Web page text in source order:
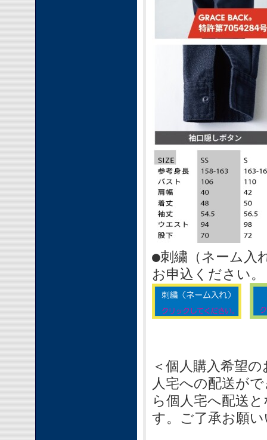
●刺繍（ネーム入
お申込ください。
＜個人購入希望
人宅への配送が
ら個人宅へ配送
す。ご了承お願